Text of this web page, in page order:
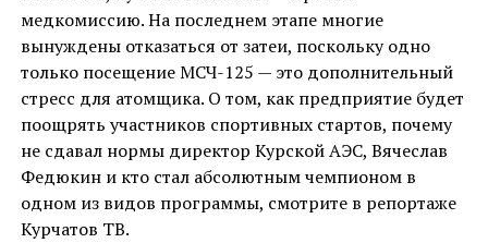
медкомиссию. На последнем этапе многие
вынуждены отказаться от затеи, поскольку одно
только посещение МСЧ-125 — это дополнительный
стресс для атомщика. О том, как предприятие будет
поощрять участников спортивных стартов, почему
не сдавал нормы директор Курской АЭС, Вячеслав
Федюкин и кто стал абсолютным чемпионом в
одном из видов программы, смотрите в репортаже
Курчатов ТВ.